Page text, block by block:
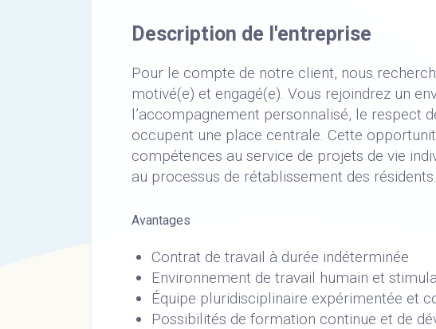
Description de l'entreprise
Pour le compte de notre client, nous
motivé(e) et engagé(e). Vous rejoindrez un
l’accompagnement personnalisé, le respect
occupent une place centrale. Cette
compétences au service de projets de vie
au processus de rétablissement des résidents.
Avantages
Contrat de travail à durée indéterminée
Environnement de travail humain et
Équipe pluridisciplinaire expérimentée et
Possibilités de formation continue et de